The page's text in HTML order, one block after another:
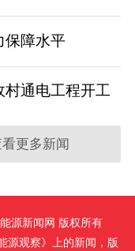
保障水平
村通电工程开工
更多新闻
源新闻网 版权所有
源观察》上的新闻，版